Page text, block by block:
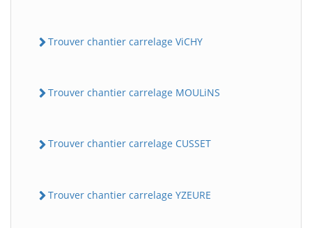
Trouver chantier carrelage ViCHY
Trouver chantier carrelage MOULiNS
Trouver chantier carrelage CUSSET
Trouver chantier carrelage YZEURE